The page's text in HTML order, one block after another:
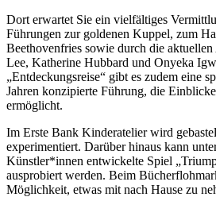
Dort erwartet Sie ein vielfältiges
Führungen zur goldenen Kuppel, zum
Beethovenfries sowie durch die
Lee, Katherine Hubbard und Onyeka
„Entdeckungsreise“ gibt es zudem eine
Jahren konzipierte Führung, die
ermöglicht.
Im Erste Bank Kinderatelier wird
experimentiert. Darüber hinaus kann
Künstler*innen entwickelte Spiel
ausprobiert werden. Beim
Möglichkeit, etwas mit nach Hause zu